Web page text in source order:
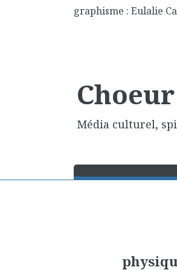
graphisme : Eulalie
Choeur
Média culturel,